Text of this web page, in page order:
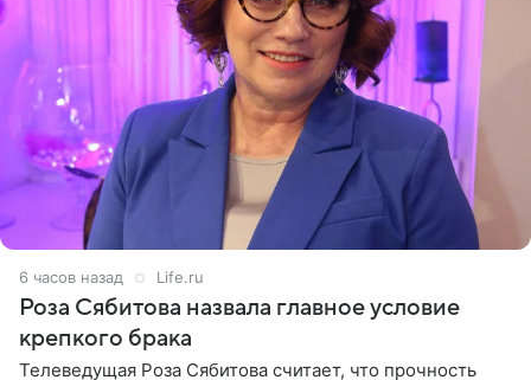
6 часов назад Life.ru
Роза Сябитова назвала главное условие
крепкого брака
Телеведущая Роза Сябитова считает, что прочность